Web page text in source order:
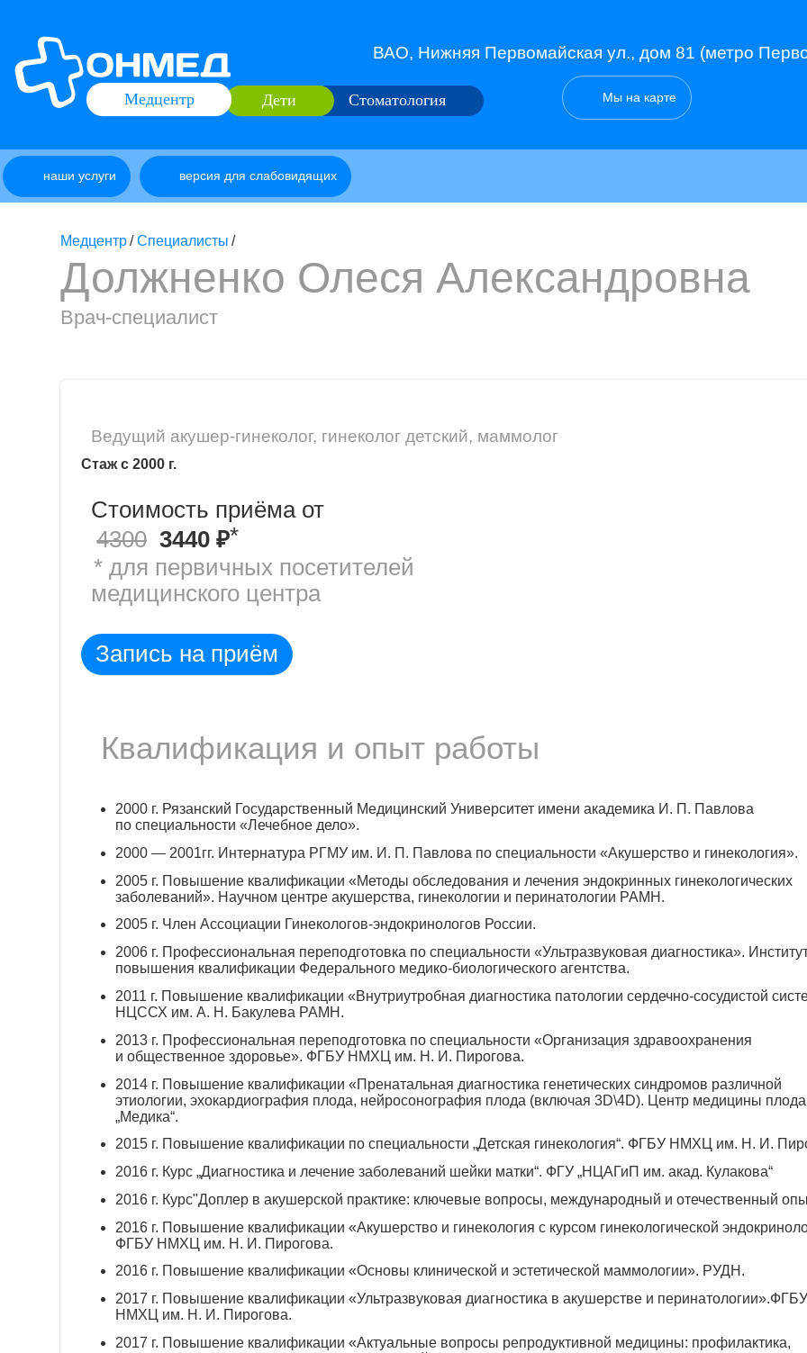
Медцентр Дети Стоматология
ВАО, Нижняя Первомайская ул., дом 81 (метро
Мы на карте
наши услуги версия для слабовидящих
Медцентр/ Специалисты /
Должненко Олеся Александровна
Врач-специалист
Ведущий акушер-гинеколог, гинеколог детский, маммолог
Стаж с 2000 г.
Стоимость приёма от
4300 3440 ₽*
* для первичных посетителей
медицинского центра
Запись на приём
Квалификация и опыт работы
2000 г. Рязанский Государственный Медицинский Университет имени академика И. П. Павлова
по специальности «Лечебное дело».
2000 — 2001гг. Интернатура РГМУ им. И. П. Павлова по специальности «Акушерство и гинекология».
2005 г. Повышение квалификации «Методы обследования и лечения эндокринных гинекологических
заболеваний». Научном центре акушерства, гинекологии и перинатологии РАМН.
2005 г. Член Ассоциации Гинекологов-эндокринологов России.
2006 г. Профессиональная переподготовка по специальности «Ультразвуковая диагностика».
повышения квалификации Федерального медико-биологического агентства.
2011 г. Повышение квалификации «Внутриутробная диагностика патологии сердечно-сосудистой
НЦССХ им. А. Н. Бакулева РАМН.
2013 г. Профессиональная переподготовка по специальности «Организация здравоохранения
и общественное здоровье». ФГБУ НМХЦ им. Н. И. Пирогова.
2014 г. Повышение квалификации «Пренатальная диагностика генетических синдромов различной
этиологии, эхокардиография плода, нейросонография плода (включая 3D\4D). Центр медицины плода
„Медика“.
2015 г. Повышение квалификации по специальности „Детская гинекология“. ФГБУ НМХЦ им. Н. И.
2016 г. Курс „Диагностика и лечение заболеваний шейки матки“. ФГУ „НЦАГиП им. акад. Кулакова“
2016 г. Курс"Доплер в акушерской практике: ключевые вопросы, международный и отечественный
2016 г. Повышение квалификации «Акушерство и гинекология с курсом гинекологической
ФГБУ НМХЦ им. Н. И. Пирогова.
2016 г. Повышение квалификации «Основы клинической и эстетической маммологии». РУДН.
2017 г. Повышение квалификации «Ультразвуковая диагностика в акушерстве и перинатологии».ФГБУ
НМХЦ им. Н. И. Пирогова.
2017 г. Повышение квалификации «Актуальные вопросы репродуктивной медицины: профилактика,